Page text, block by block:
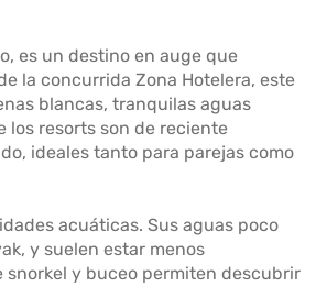
es un destino en auge que
la concurrida Zona Hotelera, este
blancas, tranquilas aguas
los resorts son de reciente
ideales tanto para parejas como
acuáticas. Sus aguas poco
y suelen estar menos
y buceo permiten descubrir